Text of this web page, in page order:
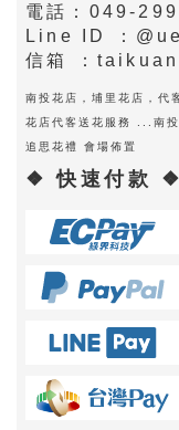
電話：049-
Line ID ：
信箱 ：
南投花店，埔里花店，代
花店代客送花服務 ...南
追思花禮 會場佈置
❖ 快速付款 ❖